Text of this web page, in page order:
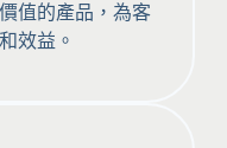
值的產品，為客
效益。